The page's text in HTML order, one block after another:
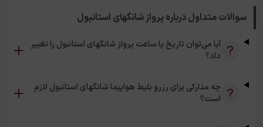
سوالات متداول دربارهپرواز شانگهای استانبول
آیا می‌توان تاریخ یا ساعت پرواز شانگهای استانبول را تغییر
داد؟
چه مدارکی برای رزرو بلیط هواپیما شانگهای استانبول لازم
است؟